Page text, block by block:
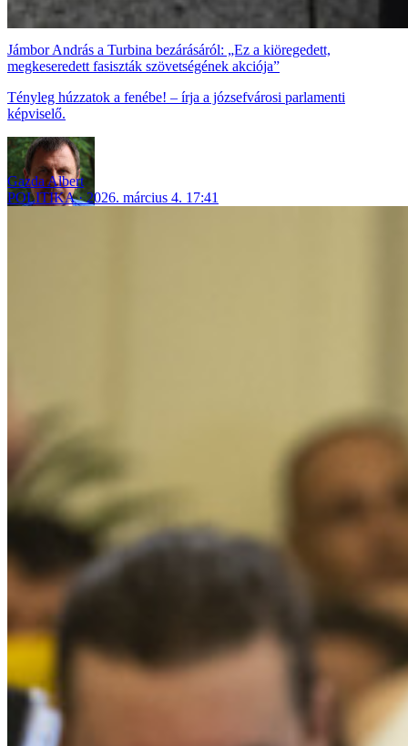
Jámbor András a Turbina bezárásáról: „Ez a kiöregedett,
megkeseredett fasiszták szövetségének akciója”
Tényleg húzzatok a fenébe! – írja a józsefvárosi parlamenti
képviselő.
Gazda Albert
POLITIKA
2026. március 4. 17:41